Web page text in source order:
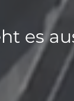
es